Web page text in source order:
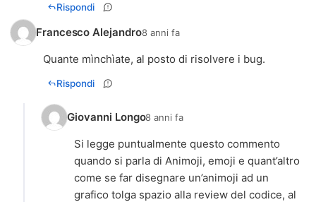
Rispondi
Francesco Alejandro8 anni fa
Quante mìnchìate, al posto di risolvere i bug.
Rispondi
Giovanni Longo8 anni fa
Si legge puntualmente questo commento
quando si parla di Animoji, emoji e quant’altro
come se far disegnare un’animoji ad un
grafico tolga spazio alla review del codice, al